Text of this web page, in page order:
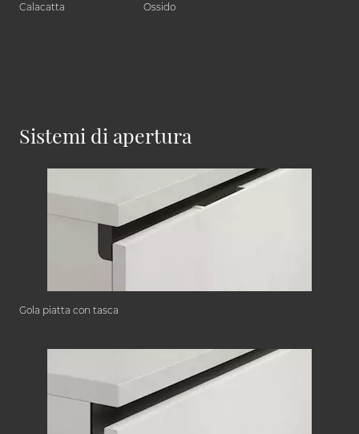
Calacatta Ossido
Sistemi di apertura
Gola piatta con tasca